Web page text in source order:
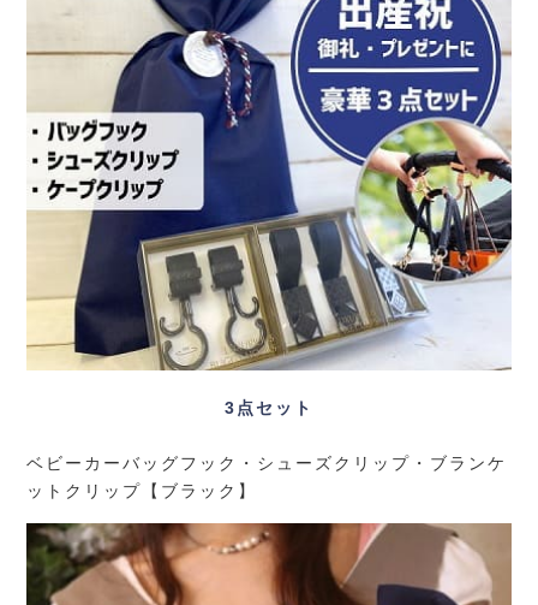
3点セット
ベビーカーバッグフック・シューズクリップ・ブランケ
ットクリップ【ブラック】